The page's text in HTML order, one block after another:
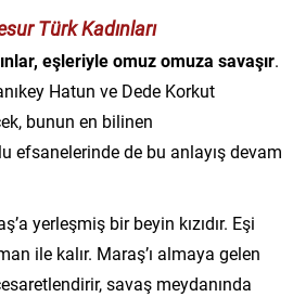
Türk Kadınları
eşleriyle omuz omuza savaşır.
Hatun ve Dede Korkut
bunun en bilinen
efsanelerinde de bu anlayış devam
yerleşmiş bir beyin kızıdır. Eşi
ile kalır. Maraş’ı almaya gelen
savaş meydanında